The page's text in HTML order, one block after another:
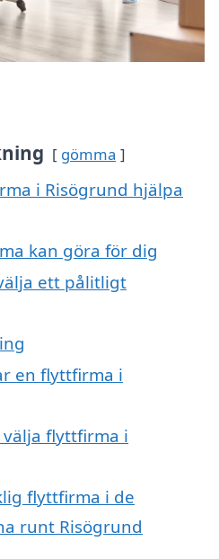
gömma
i Risögrund hjälpa
kan göra för dig
ett pålitligt
en flyttfirma i
flyttfirma i
flyttfirma i de
runt Risögrund